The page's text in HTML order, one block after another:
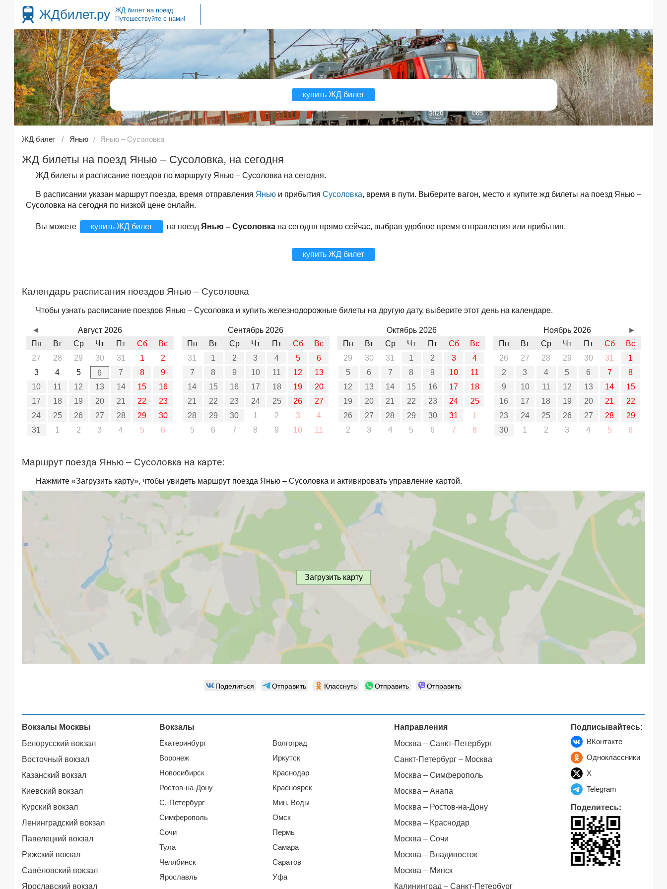
ЖДбилет.ру
ЖД билет на поезд.
Путешествуйте с нами!
купить ЖД билет
ЖД билет Янью Янью – Сусоловка
ЖД билеты на поезд Янью – Сусоловка, на сегодня
ЖД билеты и расписание поездов по маршруту Янью – Сусоловка на сегодня.
В расписании указан маршрут поезда, время отправления Яньюи прибытия Сусоловка, время в пути. Выберите вагон, место и купите жд билеты на поезд Янью –
Сусоловка на сегодня по низкой цене онлайн.
Вы можете купить ЖД билет на поезд Янью – Сусоловка на сегодня прямо сейчас, выбрав удобное время отправления или прибытия.
купить ЖД билет
Календарь расписания поездов Янью – Сусоловка
Чтобы узнать расписание поездов Янью – Сусоловка и купить железнодорожные билеты на другую дату, выберите этот день на календаре.
Август 2026
Пн
Вт Ср Чт Пт Сб
Вс
27
28 29 30 31 1
2
3
4 5 6 7 8
9
10
11 12 13 14 15
16
17
18 19 20 21 22
23
24
25 26 27 28 29
30
31
1 2 3 4 5 6
Сентябрь 2026
Пн
Вт Ср Чт Пт Сб
Вс
31
1 2 3 4 5
6
7
8 9 10 11 12
13
14
15 16 17 18 19
20
21
22 23 24 25 26
27
28
29 30 1 2 3
4
5
6 7 8 9 10 11
Октябрь 2026
Пн
Вт Ср Чт Пт Сб
Вс
29
30 31 1 2 3
4
5
6 7 8 9 10
11
12
13 14 15 16 17
18
19
20 21 22 23 24
25
26
27 28 29 30 31
1
2
3 4 5 6 7 8
Ноябрь 2026
Пн
Вт Ср Чт Пт Сб
Вс
26
27 28 29 30 31
1
2
3 4 5 6 7
8
9
10 11 12 13 14
15
16
17 18 19 20 21
22
23
24 25 26 27 28
29
30
1 2 3 4 5 6
◄ ►
Маршрут поезда Янью – Сусоловка на карте:
Нажмите «Загрузить карту», чтобы увидеть маршрут поезда Янью – Сусоловка и активировать управление картой.
Загрузить карту
Поделиться Отправить Класснуть Отправить Отправить
Вокзалы Москвы
Белорусский вокзал
Восточный вокзал
Казанский вокзал
Киевский вокзал
Курский вокзал
Ленинградский вокзал
Павелецкий вокзал
Рижский вокзал
Савёловский вокзал
Ярославский вокзал
Вокзалы
Екатеринбург
Воронеж
Новосибирск
Ростов-на-Дону
С.-Петербург
Симферополь
Сочи
Тула
Челябинск
Ярославль
Волгоград
Иркутск
Краснодар
Красноярск
Мин. Воды
Омск
Пермь
Самара
Саратов
Уфа
Направления
Москва – Санкт-Петербург
Санкт-Петербург – Москва
Москва – Симферополь
Москва – Анапа
Москва – Ростов-на-Дону
Москва – Краснодар
Москва – Сочи
Москва – Владивосток
Москва – Минск
Калининград – Санкт-Петербург
Подписывайтесь:
ВКонтакте
Одноклассники
X
Telegram
Поделитесь: